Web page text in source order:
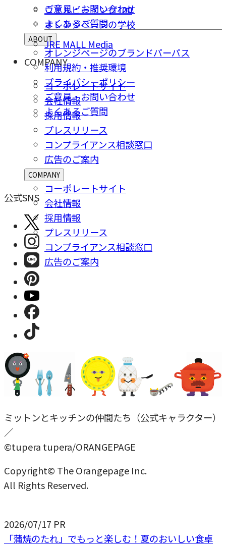
ウェルビーイング100
オレンジページの学校
JRE MALL Media
ご意⾒・お問い合わせ
よくあるご質問
ABOUT
オレンジページのブランドパーパス
利用規約・推奨環境
プライバシーポリシー
ご意⾒・お問い合わせ
よくあるご質問
COMPANY
コーポレートサイト
会社情報
採⽤情報
プレスリリース
コンプライアンス相談窓⼝
広告のご案内
COMPANY
コーポレートサイト
会社情報
採⽤情報
プレスリリース
コンプライアンス相談窓⼝
広告のご案内
公式SNS
ミットンとキッチンの仲間たち（公式キャラクター）
／
©tupera tupera/ORANGEPAGE
Copyright© The Orangepage Inc.
All Rights Reserved.
2026/07/17 PR
「蒲焼のたれ」でもっと楽しむ！夏のおいしい食卓